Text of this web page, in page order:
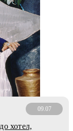
09.07
хотел,